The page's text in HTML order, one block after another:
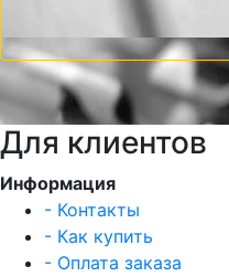
Для клиентов
Информация
- Контакты
- Как купить
- Оплата заказа